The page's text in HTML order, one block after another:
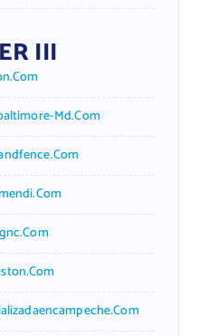
III
Md.com